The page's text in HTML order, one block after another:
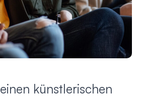
künstlerischen